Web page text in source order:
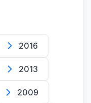
2016
2013
2009